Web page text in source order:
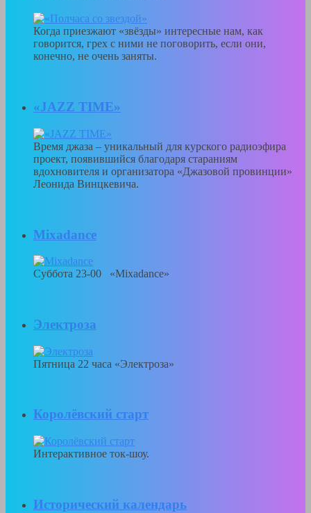
Когда приезжают «звёзды» интересные нам, как
говорится, грех с ними не поговорить, если они,
конечно, не очень заняты.
«JAZZ TIME»
Время джаза – уникальный для курского радиоэфира
проект, появившийся благодаря стараниям
вдохновителя и организатора «Джазовой провинции»
Леонида Винцкевича.
Mixadance
Суббота 23-00 «Mixadance»
Электроза
Пятница 22 часа «Электроза»
Королёвский старт
Интерактивное ток-шоу.
Исторический календарь